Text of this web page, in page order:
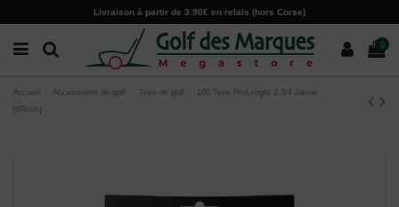
Livraison à partir de 3.90€ en relais (hors Corse)
0
Accueil Accessoires de golf Tees de golf
100 Tees ProLenght 2 3/4 Jaune
(69mm)
Paramètres des cookies